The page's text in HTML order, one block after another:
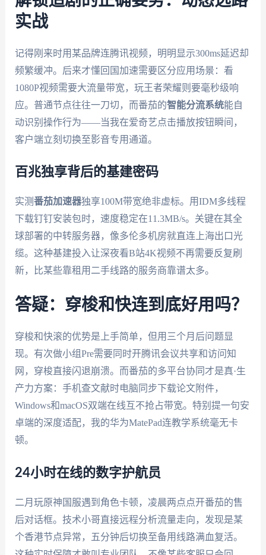
实战
记得刚来时用某品牌连腾讯视频，明明显示300ms延迟却
频繁缓冲。后来才懂回国加速需要区分应用场景：看
1080P视频需要大流量带宽，玩王者荣耀则要毫秒级响
应。普通节点往往一刀切，而番茄的智能分流系统能自
动识别操作行为——当我在爱奇艺点击播放按钮瞬间，
客户端立刻切换至影音专用通道。
百兆独享背后的基建密码
实测番茄加速器独享100M带宽绝非虚标。用IDM多线程
下载钉钉安装包时，速度稳定在11.3MB/s。关键在其全
球部署的中转服务器，像多伦多机房就直连上海出口光
缆。这种基建投入让深夜看B站4K视频不再需要反复刷
新，比某些靠租用二手线路的服务商靠谱太多。
答疑：穿梭和快连到底好用吗？
穿梭和快滚的优势是上手简单，但用三个月后问题显
现。有次做小组Pre需要同时开腾讯会议共享和访问知
网，穿梭直接闪退崩溃。而番茄的多平台协同才是真·生
产力方案：手机查文献时电脑同步下载论文附件，
Windows和macOS双端在线互不抢占带宽。特别提一句安
卓端的深度适配，我的华为MatePad连教学系统毫无卡
顿。
24小时在线的数字护航员
二月玩原神国服遇到角色卡顿，凌晨两点点开番茄的售
后对话框。技术小哥直接远程分析流量走向，发现是某
个香港节点异常，五分钟后切换至备用线路满血复活。